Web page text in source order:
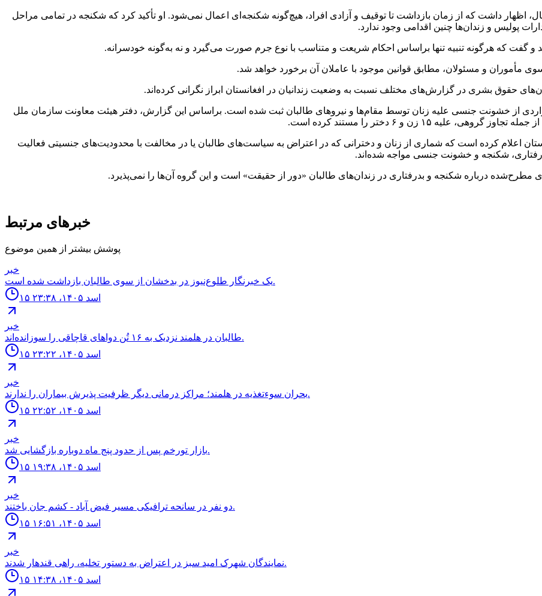
اظهار داشت که از زمان بازداشت تا توقیف و آزادی افراد، هیچ‌گونه شکنجه‌ای اعمال نمی‌شود. او تأکید کرد که شکنجه در تمامی مراحل
پولیس و زندان‌ها چنین اقدامی وجود ندارد.
گفت که هرگونه تنبیه تنها براساس احکام شریعت و متناسب با نوع جرم صورت می‌گیرد و نه به‌گونه خودسرانه.
مأموران و مسئولان، مطابق قوانین موجود با عاملان آن برخورد خواهد شد.
حقوق بشری در گزارش‌های مختلف نسبت به وضعیت زندانیان در افغانستان ابراز نگرانی کرده‌اند.
از خشونت جنسی علیه زنان توسط مقام‌ها و نیروهای طالبان ثبت شده است. براساس این گزارش، دفتر هیئت معاونت سازمان ملل
اعلام کرده است که شماری از زنان و دخترانی که در اعتراض به سیاست‌های طالبان یا در مخالفت با محدودیت‌های جنسیتی فعالیت
شکنجه و خشونت جنسی مواجه شده‌اند.
مطرح‌شده درباره شکنجه و بدرفتاری در زندان‌های طالبان «دور از حقیقت» است و این گروه آن‌ها را نمی‌پذیرد.
خبرهای مرتبط
پوشش بیشتر از همین موضوع
خبر
یک خبرنگار طلوع‌نیوز در بدخشان از سوی طالبان بازداشت شده است.
۱۵ اسد ۱۴۰۵، ۲۳:۳۸
خبر
طالبان در هلمند نزدیک به ۱۶ تُن دواهای قاچاقی را سوزانده‌اند.
۱۵ اسد ۱۴۰۵، ۲۳:۲۲
خبر
بحران سوءتغذیه در هلمند؛ مراکز درمانی دیگر ظرفیت پذیرش بیماران را ندارند.
۱۵ اسد ۱۴۰۵، ۲۲:۵۲
خبر
بازار تورخم پس از حدود پنج ماه دوباره بازگشایی شد.
۱۵ اسد ۱۴۰۵، ۱۹:۳۸
خبر
دو نفر در سانحه ترافيكى مسير فيض آباد - كشم جان باختند.
۱۵ اسد ۱۴۰۵، ۱۶:۵۱
خبر
نمايندگان شهرک اميد سبز در اعتراض به دستور تخليه، راهى قندهار شدند.
۱۵ اسد ۱۴۰۵، ۱۴:۳۸